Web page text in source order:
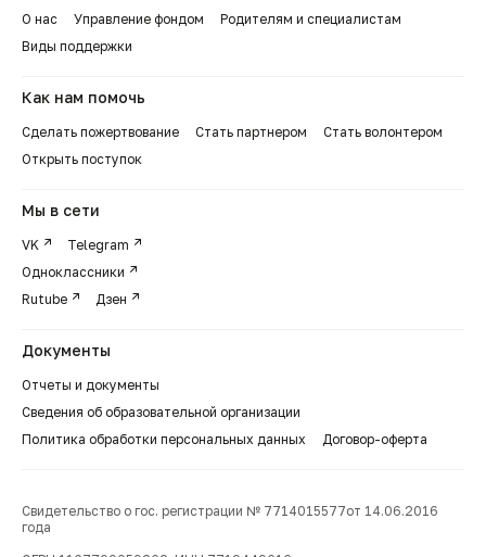
О нас Управление фондом
Родителям и специалистам
Виды поддержки
Как нам помочь
Сделать пожертвование Стать партнером
Стать волонтером
Открыть поступок
Мы в сети
VK
Telegram
Одноклассники
Rutube
Дзен
Документы
Отчеты и документы
Сведения об образовательной организации
Политика обработки персональных данных
Договор-оферта
Свидетельство о гос. регистрации № 7714015577от 14.06.2016
года